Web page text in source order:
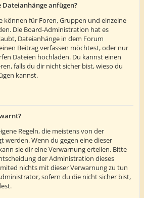
Dateianhänge anfügen?
können für Foren, Gruppen und einzelne
Die Board-Administration hat es
Dateianhänge in dem Forum
Beitrag verfassen möchtest, oder nur
Dateien hochladen. Du kannst einen
falls du dir nicht sicher bist, wieso du
kannst.
Regeln, die meistens von der
werden. Wenn du gegen eine dieser
sie dir eine Verwarnung erteilen. Bitte
der Administration dieses
nichts mit dieser Verwarnung zu tun
sofern du die nicht sicher bist,